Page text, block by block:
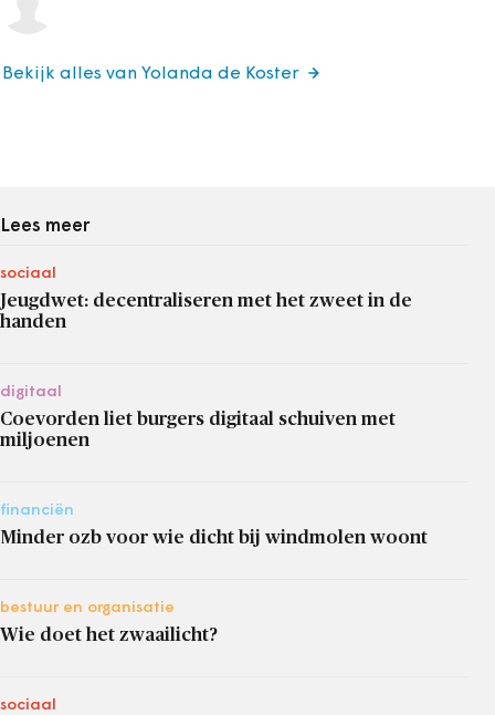
Bekijk alles van Yolanda de Koster
Lees meer
sociaal
Jeugdwet: decentraliseren met het zweet in de
handen
digitaal
Coevorden liet burgers digitaal schuiven met
miljoenen
financiën
Minder ozb voor wie dicht bij windmolen woont
bestuur en organisatie
Wie doet het zwaailicht?
sociaal